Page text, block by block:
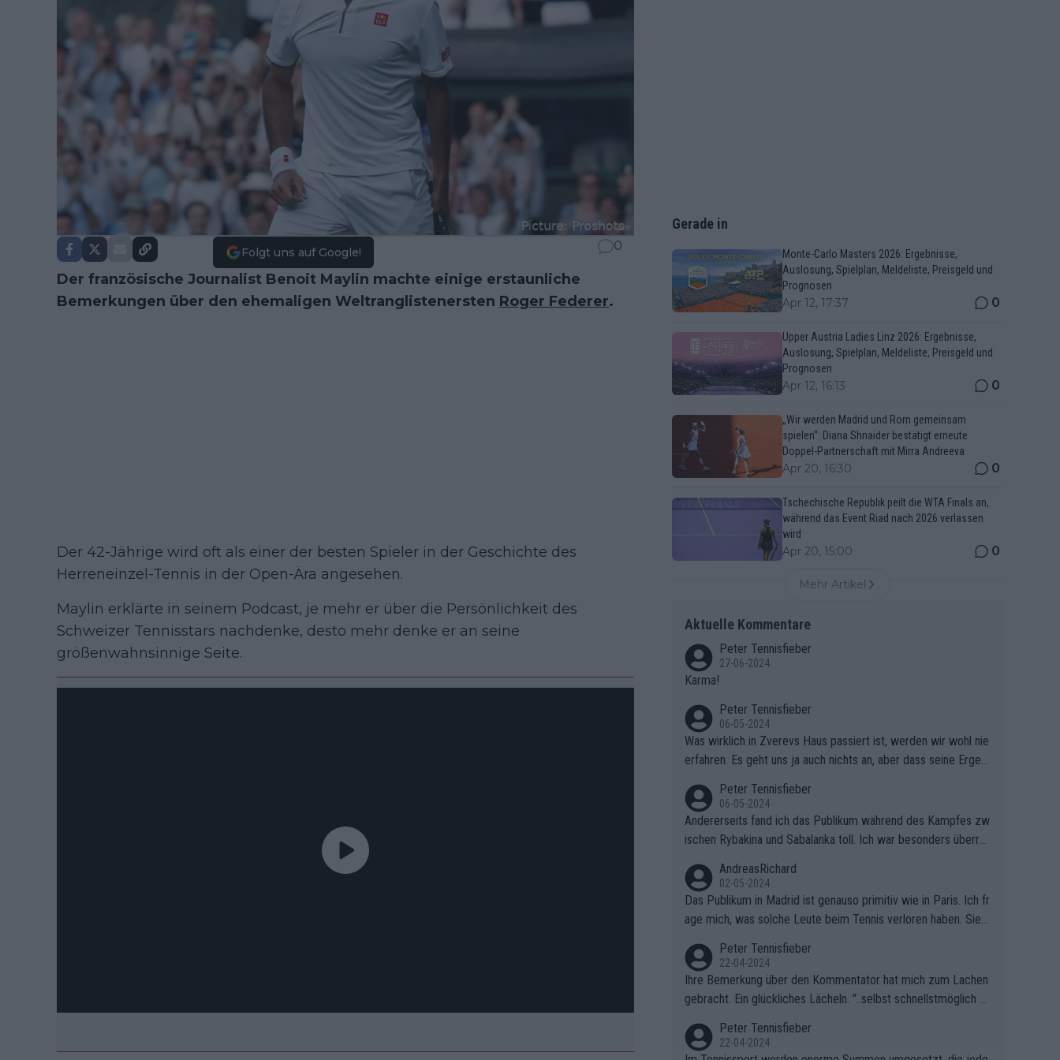
Folgt uns auf Google! 0
Der französische Journalist Benoit Maylin machte einige erstaunliche
Bemerkungen über den ehemaligen Weltranglistenersten Roger Federer.
Der 42-Jährige wird oft als einer der besten Spieler in der Geschichte des
Herreneinzel-Tennis in der Open-Ära angesehen.
Maylin erklärte in seinem Podcast, je mehr er über die Persönlichkeit des
Schweizer Tennisstars nachdenke, desto mehr denke er an seine
größenwahnsinnige Seite.
Gerade in
Monte-Carlo Masters 2026: Ergebnisse,
Auslosung, Spielplan, Meldeliste, Preisgeld und
Prognosen
Apr 12, 17:37 0
Upper Austria Ladies Linz 2026: Ergebnisse,
Auslosung, Spielplan, Meldeliste, Preisgeld und
Prognosen
Apr 12, 16:13 0
„Wir werden Madrid und Rom gemeinsam
spielen“: Diana Shnaider bestätigt erneute
Doppel-Partnerschaft mit Mirra Andreeva
Apr 20, 16:30 0
Tschechische Republik peilt die WTA Finals an,
während das Event Riad nach 2026 verlassen
wird
Apr 20, 15:00 0
Mehr Artikel
Aktuelle Kommentare
Peter Tennisfieber
27-06-2024
Karma!
Peter Tennisfieber
06-05-2024
Was wirklich in Zverevs Haus passiert ist, werden wir wohl nie
erfahren. Es geht uns ja auch nichts an, aber dass seine Ergeb
Peter Tennisfieber
06-05-2024
Andererseits fand ich das Publikum während des Kampfes zw
ischen Rybakina und Sabalanka toll. Ich war besonders überras
AndreasRichard
02-05-2024
Das Publikum in Madrid ist genauso primitiv wie in Paris. Ich fr
age mich, was solche Leute beim Tennis verloren haben. Sie s
ben.
Peter Tennisfieber
22-04-2024
Ihre Bemerkung über den Kommentator hat mich zum Lachen
gebracht. Ein glückliches Lächeln. "..selbst schnellstmöglich na
Peter Tennisfieber
22-04-2024